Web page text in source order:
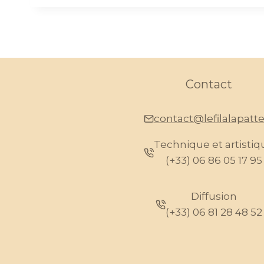
Contact
Technique et
(+33) 06 86 05 17 95
Diffusion
(+33) 06 81 28 48 52